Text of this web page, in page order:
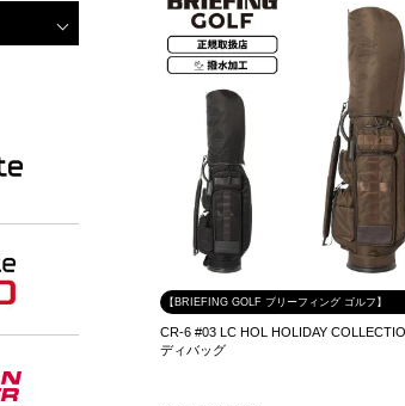
【BRIEFING GOLF ブリーフィング ゴルフ】
CR-6 #03 LC HOL HOLIDAY
ディバッグ